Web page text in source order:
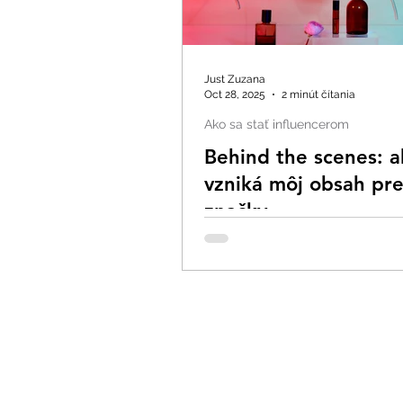
Behind the scenes:
vzniká môj obsah pre
značky
Ako sa stať influencerom
Just Zuzana
Oct 28, 2025
2 minút čítania